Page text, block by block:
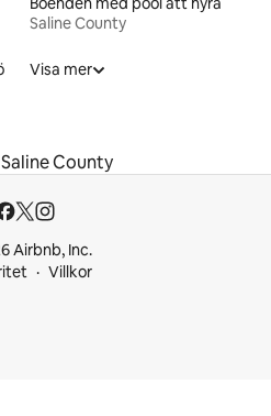
Saline County
Visa mer
Saline County
Airbnb, Inc.
Villkor